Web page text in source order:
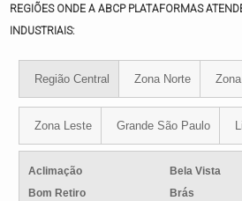
REGIÕES ONDE A ABCP PLATAFORMAS
INDUSTRIAIS:
Região Central Zona Norte
Zona Leste Grande São Paulo
Aclimação
Bela Vista
Bom Retiro
Brás